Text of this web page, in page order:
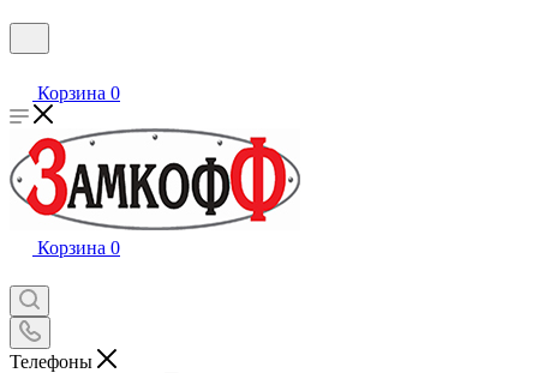
Корзина 0
Корзина 0
Телефоны